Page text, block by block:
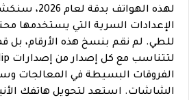
لهذه الهواتف
الإعدادات السرية التي يستخدمها
للطي. لم نقم بنسخ هذه الأرقام، بل
الفروقات البسيطة في المعالجات
الشاشات. استعد لتحويل هاتفك